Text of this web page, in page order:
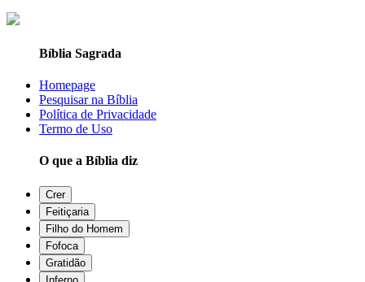
Bíblia Sagrada
Homepage
Pesquisar na Bíblia
Política de Privacidade
Termo de Uso
O que a Bíblia diz
Crer
Feitiçaria
Filho do Homem
Fofoca
Gratidão
Inferno